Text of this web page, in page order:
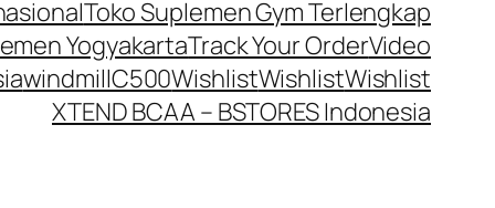
Toko Suplemen Gym Terlengkap
YogyakartaTrack Your OrderVideo
windmillC500WishlistWishlistWishlist
XTEND BCAA – BSTORES Indonesia